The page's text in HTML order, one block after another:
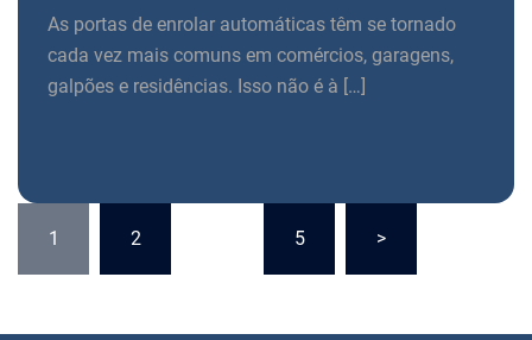
As portas de enrolar automáticas têm se tornado
cada vez mais comuns em comércios, garagens,
galpões e residências. Isso não é à […]
posts
1 2 5 >